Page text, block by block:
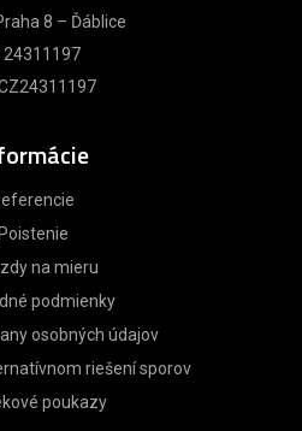
8 – Ďáblice
24311197
Poistenie
na mieru
podmienky
osobných údajov
riešení sporov
poukazy